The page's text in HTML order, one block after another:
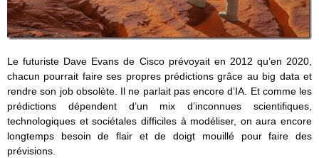
Le futuriste Dave Evans de Cisco prévoyait en 2012 qu’en 2020,
chacun pourrait faire ses propres prédictions grâce au big data et
rendre son job obsolète. Il ne parlait pas encore d’IA. Et comme les
prédictions dépendent d’un mix d’inconnues scientifiques,
technologiques et sociétales difficiles à modéliser, on aura encore
longtemps besoin de flair et de doigt mouillé pour faire des
prévisions.